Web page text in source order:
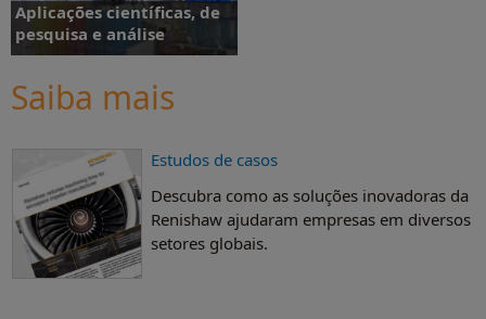
Aplicações científicas, de
pesquisa e análise
Saiba mais
Estudos de casos
Descubra como as soluções inovadoras da
Renishaw ajudaram empresas em diversos
setores globais.